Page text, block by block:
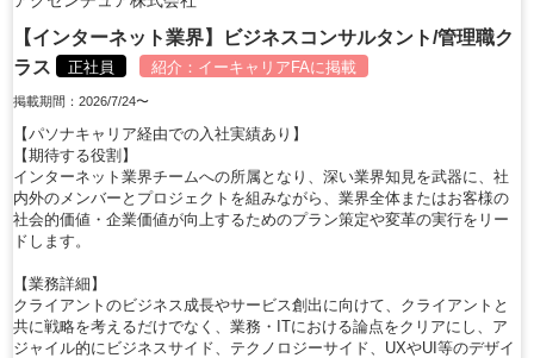
【インターネット業界】ビジネスコンサルタント/管理職ク
ラス
正社員 紹介： イーキャリアFAに掲載
掲載期間：2026/7/24〜
【パソナキャリア経由での入社実績あり】
【期待する役割】
インターネット業界チームへの所属となり、深い業界知見を武器に、社
内外のメンバーとプロジェクトを組みながら、業界全体またはお客様の
社会的価値・企業価値が向上するためのプラン策定や変革の実行をリー
ドします。
【業務詳細】
クライアントのビジネス成長やサービス創出に向けて、クライアントと
共に戦略を考えるだけでなく、業務・ITにおける論点をクリアにし、ア
ジャイル的にビジネスサイド、テクノロジーサイド、UXやUI等のデザイ